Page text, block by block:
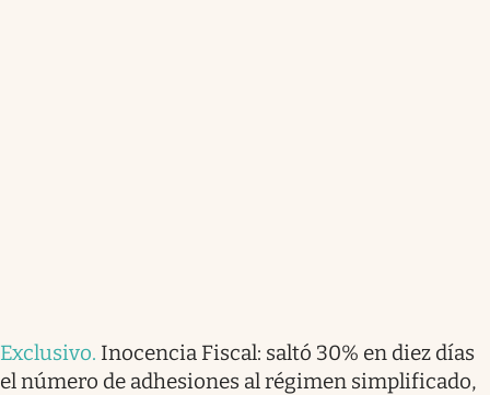
Exclusivo. Inocencia Fiscal: saltó 30% en diez días
el número de adhesiones al régimen simplificado,